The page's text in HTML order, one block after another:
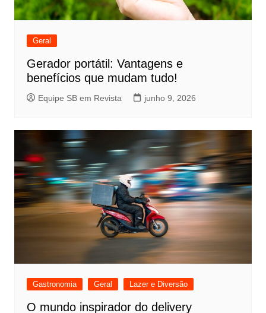
Geral
Gerador portátil: Vantagens e
benefícios que mudam tudo!
Equipe SB em Revista junho 9, 2026
Gastronomia Geral Lazer e Diversão
O mundo inspirador do delivery